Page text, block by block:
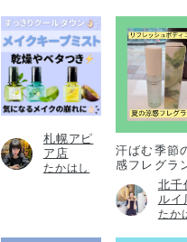
札幌アピ
ア店
たかはし
汗ばむ季節
感フレグラ
北千
ルイ
たか